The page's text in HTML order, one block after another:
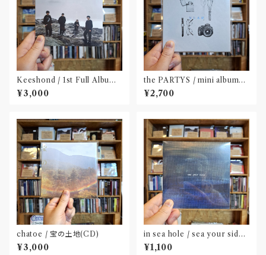
Keeshond / 1st Full Album
『Keeshond』
¥3,000
the PARTYS / mini album
「NEAR」(CD)〝奈良〟
¥2,700
chatoe / 宝の土地(CD)
¥3,000
in sea hole / sea your side
(CD)
¥1,100